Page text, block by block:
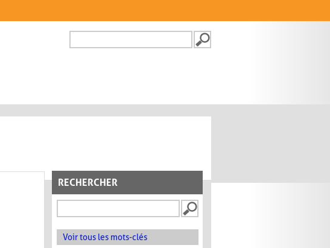
FORMULAIRE DE
RECHERCHER
Voir tous les mots-clés